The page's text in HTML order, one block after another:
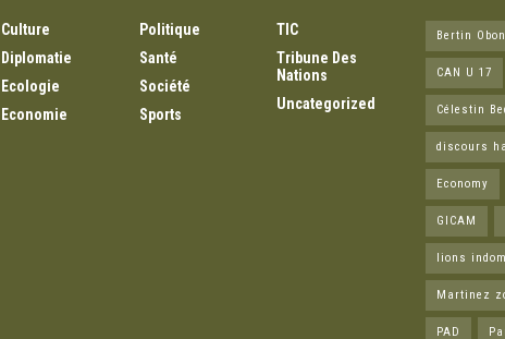
Culture
Diplomatie
Ecologie
Economie
Politique
Santé
Société
Sports
TIC
Tribune Des
Nations
Uncategorized
Bertin
CAN U 17
Célestin
discours
Economy
GICAM
lions
Martinez
PAD